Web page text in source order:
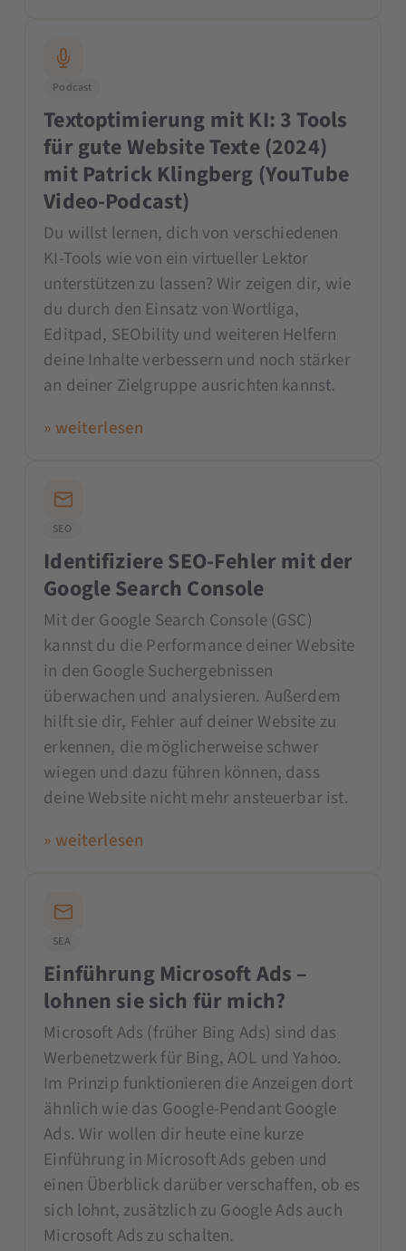
Podcast
Textoptimierung mit KI: 3 Tools
für gute Website Texte (2024)
mit Patrick Klingberg (YouTube
Video-Podcast)
Du willst lernen, dich von verschiedenen
KI-Tools wie von ein virtueller Lektor
unterstützen zu lassen? Wir zeigen dir, wie
du durch den Einsatz von Wortliga,
Editpad, SEObility und weiteren Helfern
deine Inhalte verbessern und noch stärker
an deiner Zielgruppe ausrichten kannst.
» weiterlesen
SEO
Identifiziere SEO-Fehler mit der
Google Search Console
Mit der Google Search Console (GSC)
kannst du die Performance deiner Website
in den Google Suchergebnissen
überwachen und analysieren. Außerdem
hilft sie dir, Fehler auf deiner Website zu
erkennen, die möglicherweise schwer
wiegen und dazu führen können, dass
deine Website nicht mehr ansteuerbar ist.
» weiterlesen
SEA
Einführung Microsoft Ads –
lohnen sie sich für mich?
Microsoft Ads (früher Bing Ads) sind das
Werbenetzwerk für Bing, AOL und Yahoo.
Im Prinzip funktionieren die Anzeigen dort
ähnlich wie das Google-Pendant Google
Ads. Wir wollen dir heute eine kurze
Einführung in Microsoft Ads geben und
einen Überblick darüber verschaffen, ob es
sich lohnt, zusätzlich zu Google Ads auch
Microsoft Ads zu schalten.